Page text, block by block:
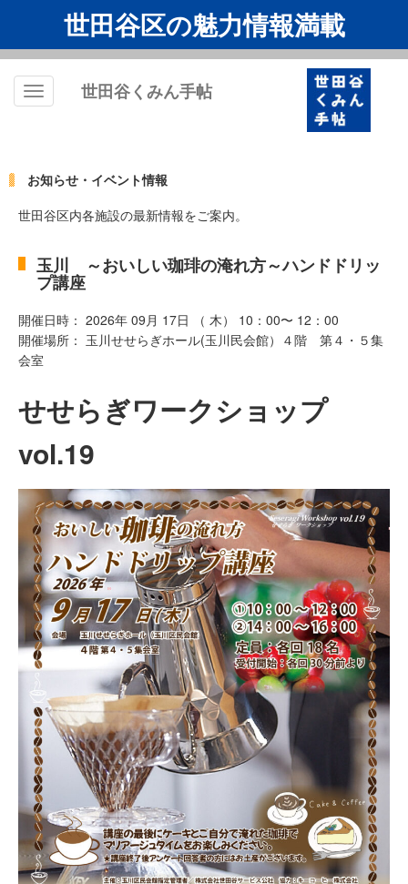
世田谷区の魅力情報満載
Toggle
世田谷くみん手帖
お知らせ・イベント情報
世田谷区内各施設の最新情報をご案内。
玉川 ～おいしい珈琲の淹れ方～ハンドドリッ
プ講座
開催日時： 2026年 09月 17日 （ 木） 10：00〜 12：00
開催場所： 玉川せせらぎホール(玉川民会館）４階 第４・５集
会室
せせらぎワークショップ
vol.19